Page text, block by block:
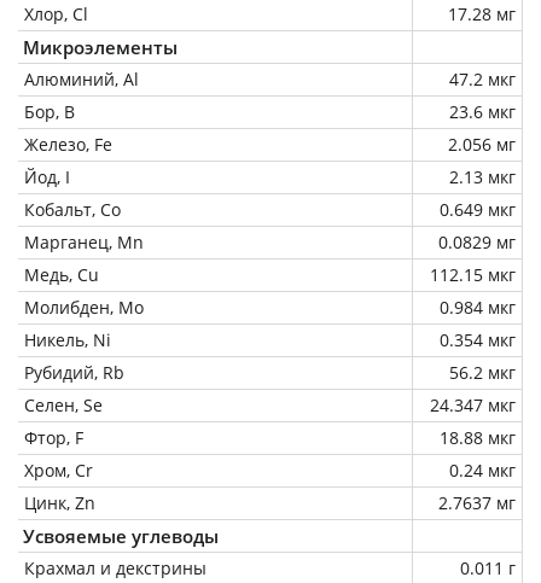
Хлор, Cl
17.28 мг
Микроэлементы
Алюминий, Al
47.2 мкг
Бор, B
23.6 мкг
Железо, Fe
2.056 мг
Йод, I
2.13 мкг
Кобальт, Co
0.649 мкг
Марганец, Mn
0.0829 мг
Медь, Cu
112.15 мкг
Молибден, Mo
0.984 мкг
Никель, Ni
0.354 мкг
Рубидий, Rb
56.2 мкг
Селен, Se
24.347 мкг
Фтор, F
18.88 мкг
Хром, Cr
0.24 мкг
Цинк, Zn
2.7637 мг
Усвояемые углеводы
Крахмал и декстрины
0.011 г